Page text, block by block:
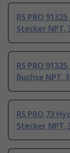
RS PRO
Stecker NPT,
RS PRO
Buchse NPT,
RS PRO 73
Stecker NPT,